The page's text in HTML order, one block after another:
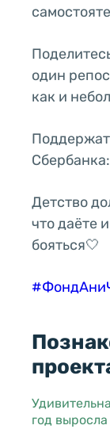
один
как и
Сбербанка:
Детство
что даёте
бояться🤍
год